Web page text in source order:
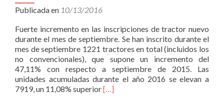
Publicada en 10/13/2016
Fuerte incremento en las inscripciones de tractor nuevo
durante el mes de septiembre. Se han inscrito durante el
mes de septiembre 1221 tractores en total (incluidos los
no convencionales), que supone un incremento del
47,11% con respecto a septiembre de 2015. Las
unidades acumuladas durante el año 2016 se elevan a
7919, un 11,08% superiorRead
[…]